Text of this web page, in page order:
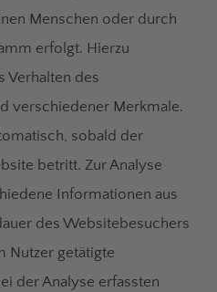
Menschen oder durch
erfolgt. Hierzu
Verhalten des
verschiedener Merkmale.
sobald der
betritt. Zur Analyse
Informationen aus
des Websitebesuchers
Nutzer getätigte
der Analyse erfassten